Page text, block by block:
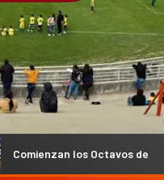
Octavos de Final del Anual